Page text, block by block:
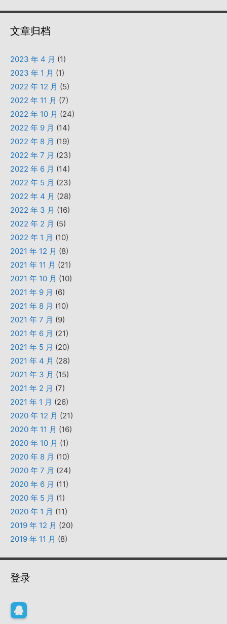
文章归档
2023 年 4 月 (1)
2023 年 1 月 (1)
2022 年 12 月 (5)
2022 年 11 月 (7)
2022 年 10 月 (24)
2022 年 9 月 (14)
2022 年 8 月 (19)
2022 年 7 月 (23)
2022 年 6 月 (14)
2022 年 5 月 (23)
2022 年 4 月 (28)
2022 年 3 月 (16)
2022 年 2 月 (5)
2022 年 1 月 (10)
2021 年 12 月 (8)
2021 年 11 月 (21)
2021 年 10 月 (10)
2021 年 9 月 (6)
2021 年 8 月 (10)
2021 年 7 月 (9)
2021 年 6 月 (21)
2021 年 5 月 (20)
2021 年 4 月 (28)
2021 年 3 月 (15)
2021 年 2 月 (7)
2021 年 1 月 (26)
2020 年 12 月 (21)
2020 年 11 月 (16)
2020 年 10 月 (1)
2020 年 8 月 (10)
2020 年 7 月 (24)
2020 年 6 月 (11)
2020 年 5 月 (1)
2020 年 1 月 (11)
2019 年 12 月 (20)
2019 年 11 月 (8)
登录